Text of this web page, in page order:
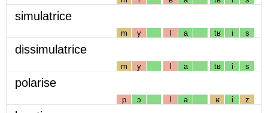
simulatrice
m y l a tʁ i s
dissimulatrice
m y l a tʁ i s
polarise
p ɔ l a ʁ i z